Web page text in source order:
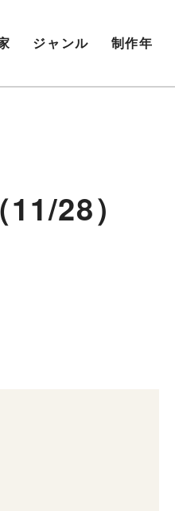
ジャンル 制作年
28）